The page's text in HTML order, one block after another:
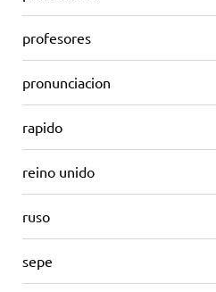
profesores
pronunciacion
rapido
reino unido
ruso
sepe